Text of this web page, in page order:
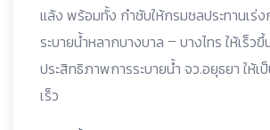
แล้ง พร้อมทั้ง กำชับให้กรมชลประทานเร่
ระบายน้ำหลากบางบาล – บางไทร ให้เร็ว
ประสิทธิภาพการระบายน้ำ จว.อยุธยา ให้เ
เร็ว